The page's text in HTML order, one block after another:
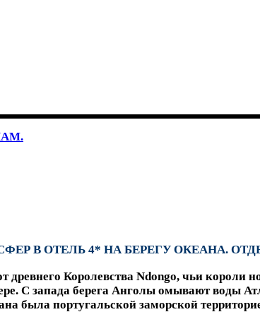
В ОТЕЛЬ 4* НА БЕРЕГУ ОКЕАНА.
Королевства Ndongo, чьи короли
С запада берега Анголы омывают воды
была португальской заморской